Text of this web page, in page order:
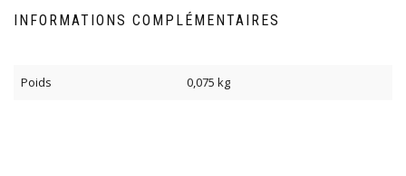
INFORMATIONS COMPLÉMENTAIRES
Poids 0,075 kg